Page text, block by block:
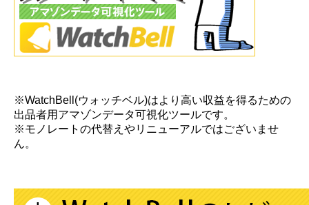
※WatchBell(ウォッチベル)はより高い収益を得るための
出品者用アマゾンデータ可視化ツールです。
※モノレートの代替えやリニューアルではございませ
ん。